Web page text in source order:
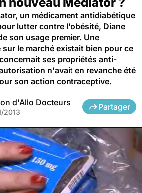
un médicament antidiabétique
lutter contre l'obésité, Diane
son usage premier. Une
le marché existait bien pour ce
ses propriétés anti-
n'avait en revanche été
son action contraceptive.
d'Allo Docteurs
2013
Partager